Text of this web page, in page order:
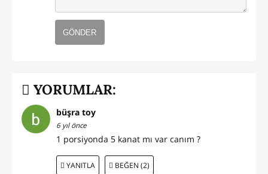
GÖNDER
YORUMLAR:
büşra toy
6 yıl önce
1 porsiyonda 5 kanat mı var canım ?
YANITLA BEĞEN (2)